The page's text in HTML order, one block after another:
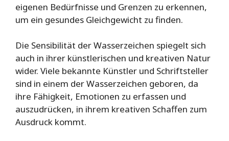
eigenen Bedürfnisse und Grenzen zu erkennen,
um ein gesundes Gleichgewicht zu finden.
Die Sensibilität der Wasserzeichen spiegelt sich
auch in ihrer künstlerischen und kreativen Natur
wider. Viele bekannte Künstler und Schriftsteller
sind in einem der Wasserzeichen geboren, da
ihre Fähigkeit, Emotionen zu erfassen und
auszudrücken, in ihrem kreativen Schaffen zum
Ausdruck kommt.